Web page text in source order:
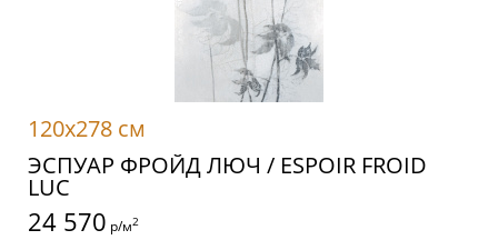
120x278 см
ЭСПУАР ФРОЙД ЛЮЧ / ESPOIR FROID
LUC
24 570 р/м2